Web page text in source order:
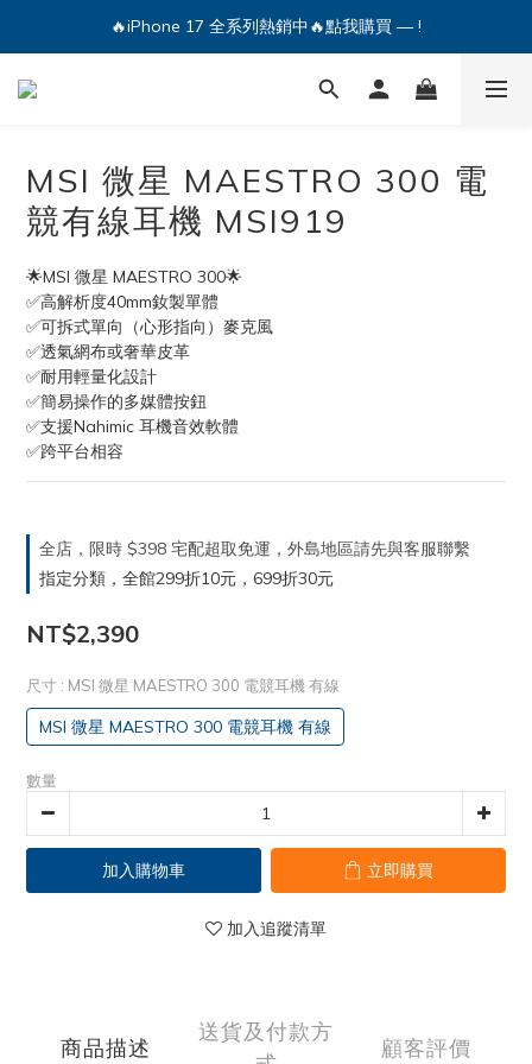
🔥iPhone 17 全系列熱銷中🔥點我購買 — !
💕加入Q哥 Line 新好友領優惠券！🎫
🔥iPhone 17 全系列熱銷中🔥點我購買 — !
MSI 微星 MAESTRO 300 電
競有線耳機 MSI919
🌟MSI 微星 MAESTRO 300🌟
✅高解析度40mm釹製單體
✅可拆式單向（心形指向）麥克風
✅透氣網布或奢華皮革
✅耐用輕量化設計
✅簡易操作的多媒體按鈕
✅支援Nahimic 耳機音效軟體
✅跨平台相容
全店，限時 $398 宅配超取免運，外島地區請先與客服聯繫
指定分類，全館299折10元，699折30元
NT$2,390
尺寸 : MSI 微星 MAESTRO 300 電競耳機 有線
MSI 微星 MAESTRO 300 電競耳機 有線
數量
加入購物車 立即購買
加入追蹤清單
商品描述
送貨及付款方
顧客評價